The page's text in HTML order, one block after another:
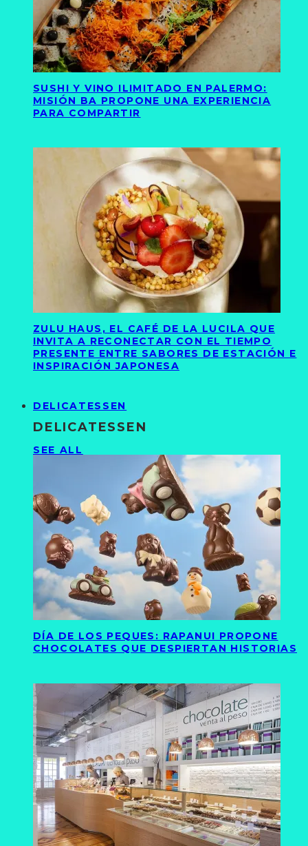
SUSHI Y VINO ILIMITADO EN PALERMO:
MISIÓN BA PROPONE UNA EXPERIENCIA
PARA COMPARTIR
ZULU HAUS, EL CAFÉ DE LA LUCILA QUE
INVITA A RECONECTAR CON EL TIEMPO
PRESENTE ENTRE SABORES DE ESTACIÓN E
INSPIRACIÓN JAPONESA
DELICATESSEN
DELICATESSEN
SEE ALL
DÍA DE LOS PEQUES: RAPANUI PROPONE
CHOCOLATES QUE DESPIERTAN HISTORIAS